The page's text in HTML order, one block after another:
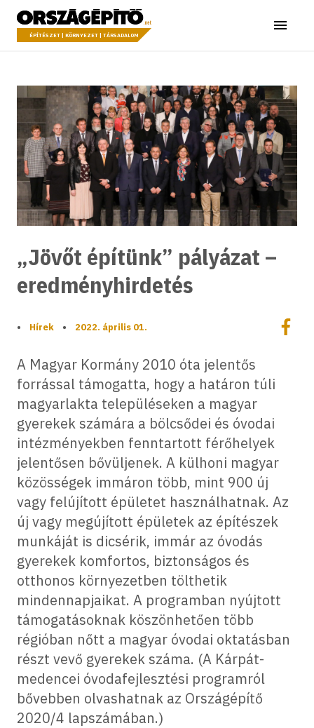
a tartalomhoz
Országépítő
ÉPÍTÉSZET | KÖRNYEZET | TÁRSADALOM Menü
„Jövőt építünk” pályázat –
eredményhirdetés
• Hírek • 2022. április 01.
A Magyar Kormány 2010 óta jelentős
forrással támogatta, hogy a határon túli
magyarlakta településeken a magyar
gyerekek számára a bölcsődei és óvodai
intézményekben fenntartott férőhelyek
jelentősen bővüljenek. A külhoni magyar
közösségek immáron több, mint 900 új
vagy felújított épületet használhatnak. Az
új vagy megújított épületek az építészek
munkáját is dicsérik, immár az óvodás
gyerekek komfortos, biztonságos és
otthonos környezetben tölthetik
mindennapjaikat. A programban nyújtott
támogatásoknak köszönhetően több
régióban nőtt a magyar óvodai oktatásban
részt vevő gyerekek száma. (A Kárpát-
medencei óvodafejlesztési programról
bővebben olvashatnak az Országépítő
2020/4 lapszámában.)